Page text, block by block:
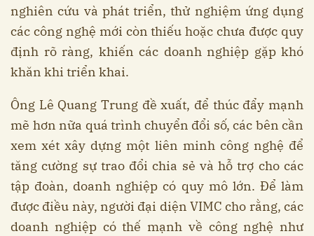
nghiên cứu và phát triển, thử nghiệm ứng dụng
các công nghệ mới còn thiếu hoặc chưa được quy
định rõ ràng, khiến các doanh nghiệp gặp khó
khăn khi triển khai.
Ông Lê Quang Trung đề xuất, để thúc đẩy mạnh
mẽ hơn nữa quá trình chuyển đổi số, các bên cần
xem xét xây dựng một liên minh công nghệ để
tăng cường sự trao đổi chia sẻ và hỗ trợ cho các
tập đoàn, doanh nghiệp có quy mô lớn. Để làm
được điều này, người đại diện VIMC cho rằng, các
doanh nghiệp có thế mạnh về công nghệ như